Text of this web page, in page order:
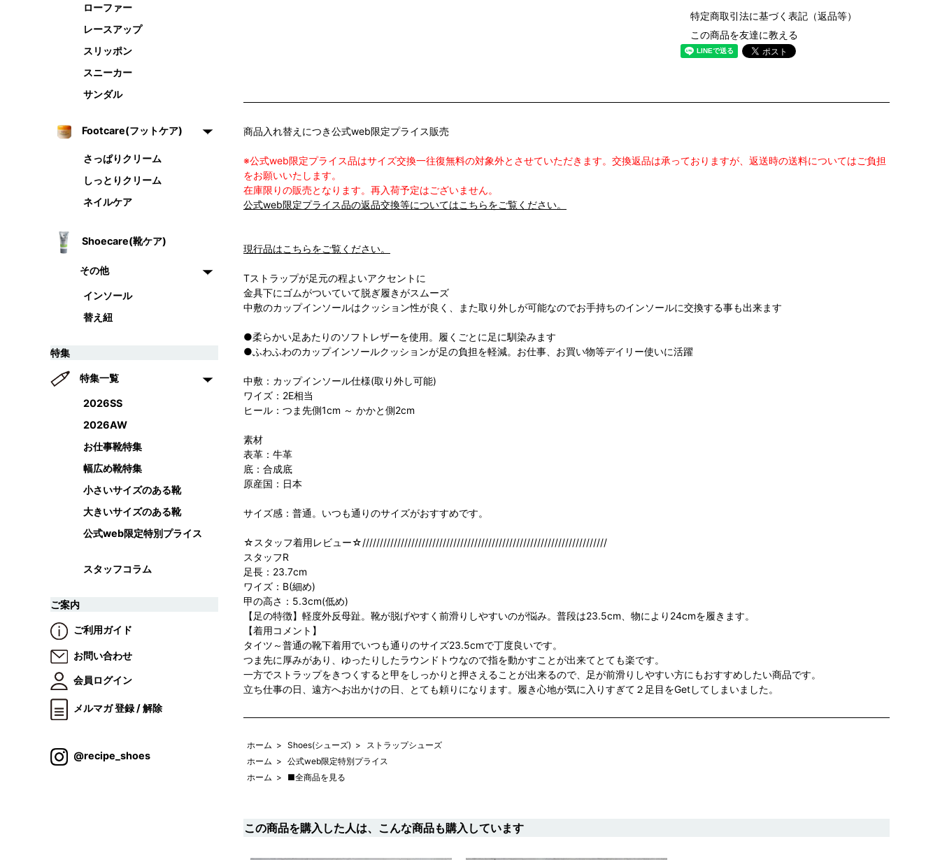
特定商取引法に基づく表記（返品等）
この商品を友達に教える
商品入れ替えにつき公式web限定プライス販売
※公式web限定プライス品はサイズ交換一往復無料の対象外とさせていただきます。交換返品は承っておりますが、返送時の送料についてはご負担
をお願いいたします。
在庫限りの販売となります。再入荷予定はございません。
公式web限定プライス品の返品交換等についてはこちらをご覧ください。
現行品はこちらをご覧ください。
Tストラップが足元の程よいアクセントに
金具下にゴムがついていて脱ぎ履きがスムーズ
中敷のカップインソールはクッション性が良く、また取り外しが可能なのでお手持ちのインソールに交換する事も出来ます
●柔らかい足あたりのソフトレザーを使用。履くごとに足に馴染みます
●ふわふわのカップインソールクッションが足の負担を軽減。お仕事、お買い物等デイリー使いに活躍
中敷：カップインソール仕様(取り外し可能)
ワイズ：2E相当
ヒール：つま先側1cm ～ かかと側2cm
素材
表革：牛革
底：合成底
原産国：日本
サイズ感：普通。いつも通りのサイズがおすすめです。
☆スタッフ着用レビュー☆//////////////////////////////////////////////////////////////////////
スタッフR
足長：23.7cm
ワイズ：B(細め)
甲の高さ：5.3cm(低め)
【足の特徴】軽度外反母趾。靴が脱げやすく前滑りしやすいのが悩み。普段は23.5cm、物により24cmを履きます。
【着用コメント】
タイツ～普通の靴下着用でいつも通りのサイズ23.5cmで丁度良いです。
つま先に厚みがあり、ゆったりしたラウンドトウなので指を動かすことが出来てとても楽です。
一方でストラップをきつくすると甲をしっかりと押さえることが出来るので、足が前滑りしやすい方にもおすすめしたい商品です。
立ち仕事の日、遠方へお出かけの日、とても頼りになります。履き心地が気に入りすぎて２足目をGetしてしまいました。
ホーム > Shoes(シューズ) >
ストラップシューズ
ホーム > 公式web限定特別プライス
ホーム > ■全商品を見る
この商品を購入した人は、こんな商品も購入しています
ローファー
レースアップ
スリッポン
スニーカー
サンダル
Footcare(フットケア)
さっぱりクリーム
しっとりクリーム
ネイルケア
Shoecare(靴ケア)
その他
インソール
替え紐
特集
特集一覧
2026SS
2026AW
お仕事靴特集
幅広め靴特集
小さいサイズのある靴
大きいサイズのある靴
公式web限定特別プライス
スタッフコラム
ご案内
ご利用ガイド
お問い合わせ
会員ログイン
メルマガ 登録 / 解除
@recipe_shoes